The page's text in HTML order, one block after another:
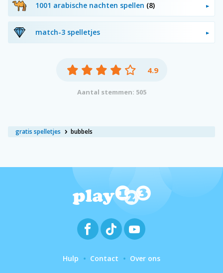
gratis spelletjes bubbels
1001 arabische nachten spellen (8)
match-3 spelletjes
4.9
Aantal stemmen: 505
Hulp Contact Over ons